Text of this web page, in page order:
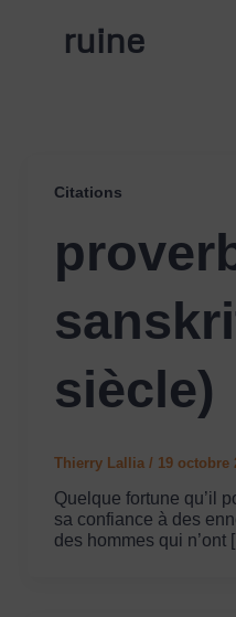
ruine
Citations
siècle)
Thierry Lallia / 19 octobre
Quelque fortune qu’il
sa confiance à des
des hommes qui n’ont